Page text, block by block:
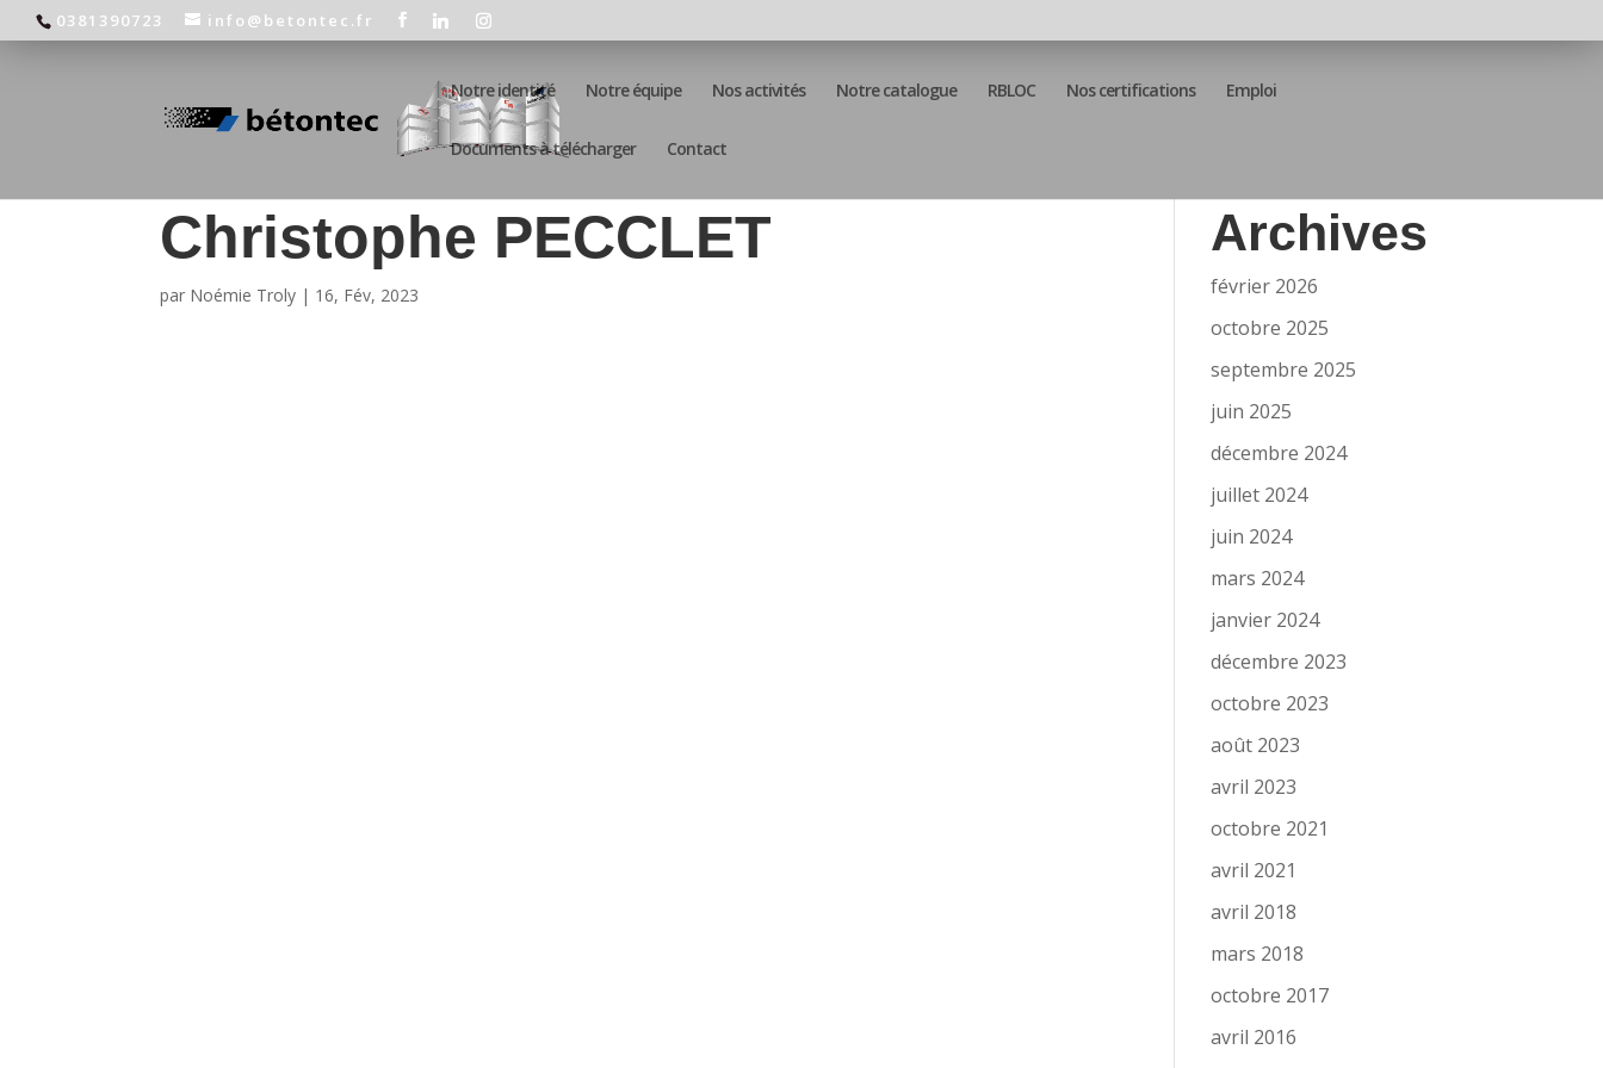
0381390723 info@betontec.fr
Notre identité Notre équipe Nos activités Notre catalogue RBLOC Nos certifications Emploi
Documents à télécharger Contact
Christophe PECCLET
par Noémie Troly | 16, Fév, 2023
Archives
février 2026
octobre 2025
septembre 2025
juin 2025
décembre 2024
juillet 2024
juin 2024
mars 2024
janvier 2024
décembre 2023
octobre 2023
août 2023
avril 2023
octobre 2021
avril 2021
avril 2018
mars 2018
octobre 2017
avril 2016